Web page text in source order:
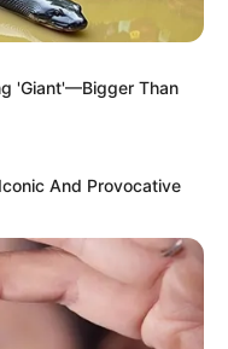
'Giant'—Bigger Than
And Provocative